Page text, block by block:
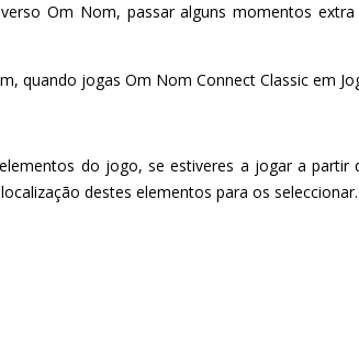
Om Nom, passar alguns momentos
quando jogas Om Nom Connect Classic em
do jogo, se estiveres a jogar a partir
destes elementos para os seleccionar.